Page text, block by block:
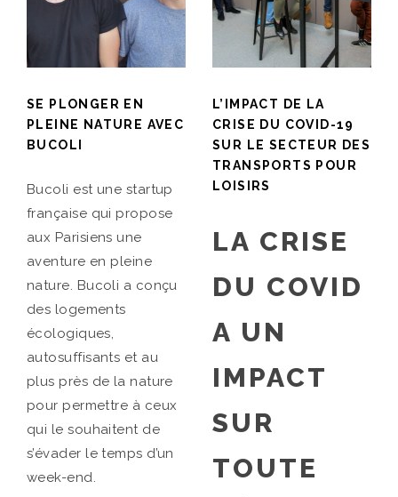
SE PLONGER EN
PLEINE NATURE AVEC
BUCOLI
Bucoli est une startup
française qui propose
aux Parisiens une
aventure en pleine
nature. Bucoli a conçu
des logements
écologiques,
autosuffisants et au
plus près de la nature
pour permettre à ceux
qui le souhaitent de
s’évader le temps d’un
week-end.
L’IMPACT DE LA
CRISE DU COVID-19
SUR LE SECTEUR DES
TRANSPORTS POUR
LOISIRS
LA CRISE
DU COVID
A UN
IMPACT
SUR
TOUTE